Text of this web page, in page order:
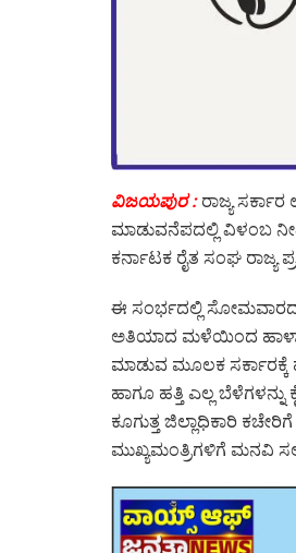
ವಿಜಯಪುರ : ರಾಜ್ಯ
ಮಾಡುವನೆಪದಲ್ಲಿ ವಿಳಂಬ
ಕರ್ನಾಟಕ ರೈತ ಸಂಘ ರಾಜ್ಯ
ಈ ಸಂರ್ಭದಲ್ಲಿ
ಅತಿಯಾದ ಮಳೆಯಿಂದ ಹಾಳಾದ
ಮಾಡುವ ಮೂಲಕ
ಹಾಗೂ ಹತ್ತಿ ಎಲ್ಲ
ಕೂಗುತ್ತ ಜಿಲ್ಲಾಧಿಕಾರಿ
ಮುಖ್ಯಮಂತ್ರಿಗಳಿಗೆ ಮನವಿ